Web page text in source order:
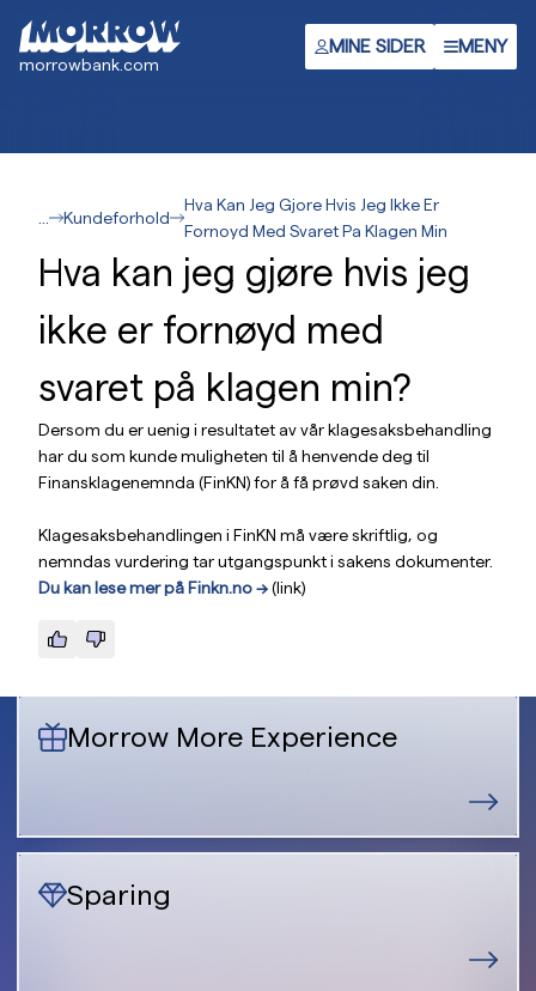
hovedinnhold
morrowbank.com
MINE SIDER MENY
Kundeforhold
Hva Kan Jeg Gjore Hvis Jeg Ikke Er
Fornoyd Med Svaret Pa Klagen Min
Hva kan jeg gjøre hvis jeg
ikke er fornøyd med
svaret på klagen min?
Dersom du er uenig i resultatet av vår klagesaksbehandling
har du som kunde muligheten til å henvende deg til
Finansklagenemnda (FinKN) for å få prøvd saken din.
Klagesaksbehandlingen i FinKN må være skriftlig, og
nemndas vurdering tar utgangspunkt i sakens dokumenter.
Du kan lese mer på Finkn.no —>(link)
Morrow More Experience
Sparing